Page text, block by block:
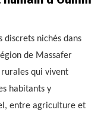
nichés dans
de Massafer
rurales qui vivent
habitants y
entre agriculture et